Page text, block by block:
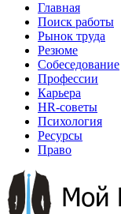
Главная
Поиск работы
Рынок труда
Резюме
Собеседование
Профессии
Карьера
HR-советы
Психология
Ресурсы
Право